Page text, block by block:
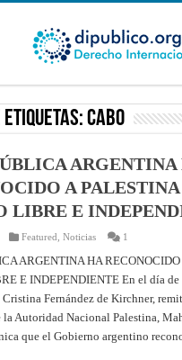
Etiquetas:cabo
ARGENTINA
A
LIBRE E
Featured ,Noticias 1
ARGENTINA HA
E INDEPENDIENTE En el día de
Fernández de Kirchner,
la Autoridad Nacional Palestina,
que el Gobierno argentino